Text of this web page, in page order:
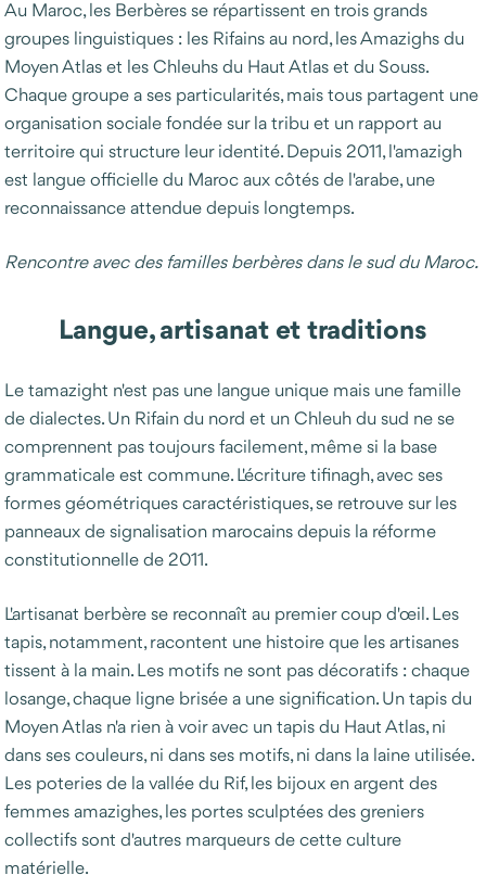
Au Maroc, les Berbères se répartissent en trois grands
groupes linguistiques : les Rifains au nord, les Amazighs du
Moyen Atlas et les Chleuhs du Haut Atlas et du Souss.
Chaque groupe a ses particularités, mais tous partagent une
organisation sociale fondée sur la tribu et un rapport au
territoire qui structure leur identité. Depuis 2011, l'amazigh
est langue officielle du Maroc aux côtés de l'arabe, une
reconnaissance attendue depuis longtemps.
Rencontre avec des familles berbères dans le sud du Maroc.
Langue, artisanat et traditions
Le tamazight n'est pas une langue unique mais une famille
de dialectes. Un Rifain du nord et un Chleuh du sud ne se
comprennent pas toujours facilement, même si la base
grammaticale est commune. L'écriture tifinagh, avec ses
formes géométriques caractéristiques, se retrouve sur les
panneaux de signalisation marocains depuis la réforme
constitutionnelle de 2011.
L'artisanat berbère se reconnaît au premier coup d'œil. Les
tapis, notamment, racontent une histoire que les artisanes
tissent à la main. Les motifs ne sont pas décoratifs : chaque
losange, chaque ligne brisée a une signification. Un tapis du
Moyen Atlas n'a rien à voir avec un tapis du Haut Atlas, ni
dans ses couleurs, ni dans ses motifs, ni dans la laine utilisée.
Les poteries de la vallée du Rif, les bijoux en argent des
femmes amazighes, les portes sculptées des greniers
collectifs sont d'autres marqueurs de cette culture
matérielle.